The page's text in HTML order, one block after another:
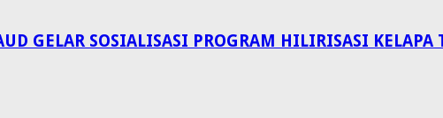
GELAR SOSIALISASI PROGRAM HILIRISASI KELAPA